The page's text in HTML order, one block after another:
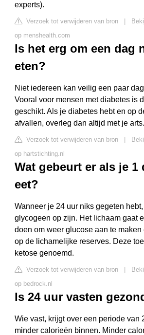
experts).
Verzoek tot verwijderen van bron
op menshealth.com
Is het erg om een dag
eten?
Niet iedereen kan veilig een paar
Vooral voor mensen met diabetes is
geschikt. Als je diabetes hebt en op
afvallen, overleg dan altijd met je arts.
Verzoek tot verwijderen van bron
op hartstichting.nl
Wat gebeurt er als je 1
eet?
Wanneer je 24 uur niks gegeten
glycogeen op zijn. Het lichaam gaat
doen om weer glucose aan te maken
op de lichamelijke reserves. Deze
ketose genoemd.
Verzoek tot verwijderen van bron
op bedrock.nl
Is 24 uur vasten
Wie vast, krijgt over een periode van
minder calorieën binnen. Minder